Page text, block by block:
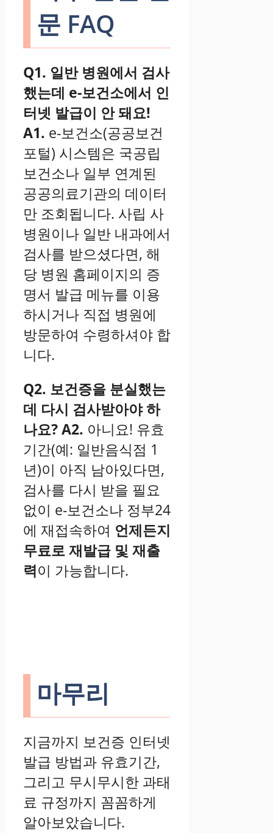
문 FAQ
Q1. 일반 병원에서 검사
했는데 e-보건소에서 인
터넷 발급이 안 돼요!
A1. e-보건소(공공보건
포털) 시스템은 국공립
보건소나 일부 연계된
공공의료기관의 데이터
만 조회됩니다. 사립 사
병원이나 일반 내과에서
검사를 받으셨다면, 해
당 병원 홈페이지의 증
명서 발급 메뉴를 이용
하시거나 직접 병원에
방문하여 수령하셔야 합
니다.
Q2. 보건증을 분실했는
데 다시 검사받아야 하
나요?A2. 아니요! 유효
기간(예: 일반음식점 1
년)이 아직 남아있다면,
검사를 다시 받을 필요
없이 e-보건소나 정부24
에 재접속하여 언제든지
무료로 재발급 및 재출
력이 가능합니다.
마무리
지금까지 보건증 인터넷
발급 방법과 유효기간,
그리고 무시무시한 과태
료 규정까지 꼼꼼하게
알아보았습니다.